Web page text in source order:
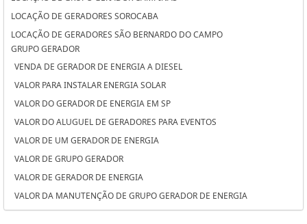
LOCAÇÃO DE GERADORES SOROCABA
LOCAÇÃO DE GERADORES SÃO BERNARDO DO CAMPO
LOCAÇÃO DE GERADORES PARA CASAMENTO SOROCABA
LOCAÇÃO DE GERADORES PARA CASAMENTO SÃO BERNARDO DO
CAMPO
LOCAÇÃO DE GERADORES PARA CASAMENTO OSASCO
LOCAÇÃO DE GERADORES OSASCO
LOCAÇÃO DE GERADORES DE ENERGIA SÃO JOSÉ DOS CAMPOS
LOCAÇÃO DE GERADORES DE ENERGIA SANTO ANDRÉ
LOCAÇÃO DE GERADORES DE ENERGIA A DIESEL SOROCABA
LOCAÇÃO DE GERADORES DE ENERGIA A DIESEL SÃO BERNARDO DO
GRUPO GERADOR
VENDA DE GERADOR DE ENERGIA A DIESEL
VALOR PARA INSTALAR ENERGIA SOLAR
VALOR DO GERADOR DE ENERGIA EM SP
VALOR DO ALUGUEL DE GERADORES PARA EVENTOS
VALOR DE UM GERADOR DE ENERGIA
VALOR DE GRUPO GERADOR
VALOR DE GERADOR DE ENERGIA
VALOR DA MANUTENÇÃO DE GRUPO GERADOR DE ENERGIA
VALOR ALUGUEL GERADOR